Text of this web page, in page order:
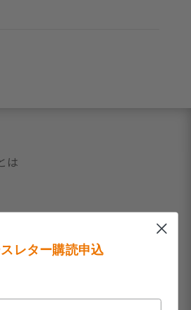
は
レター購読申込